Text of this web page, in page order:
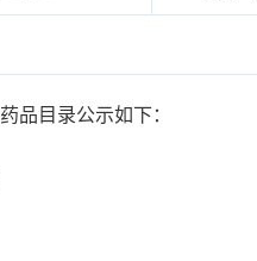
目录公示如下：